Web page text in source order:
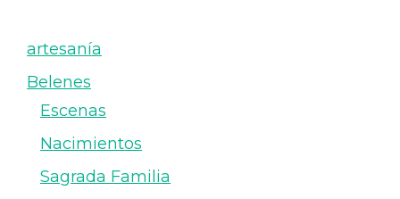
artesanía
Belenes
Escenas
Nacimientos
Sagrada Familia